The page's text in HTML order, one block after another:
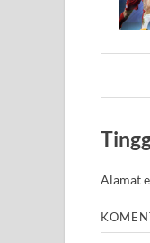
Alamat